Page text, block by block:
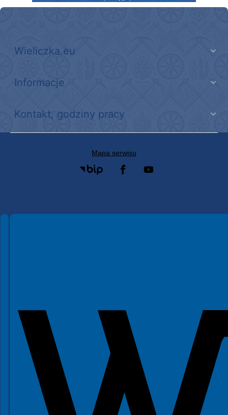
Wieliczka.eu
Informacje
Kontakt, godziny pracy
Mapa serwisu
Spełniamy standardy WCAG 2.2
Spełniamy standardy W3C